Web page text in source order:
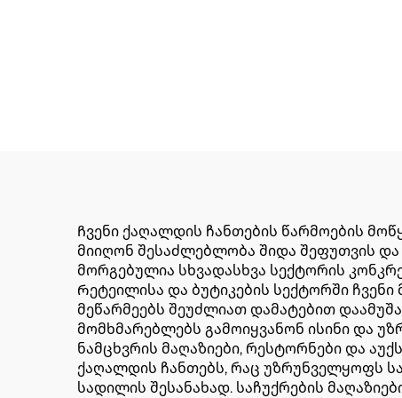
Ჩვენი ქაღალდის ჩანთების წარმოების
მიიღონ შესაძლებლობა შიდა შეფუთვის და
მორგებულია სხვადასხვა სექტორის
Რეტეილისა და ბუტიკების სექტორში
მეწარმეებს შეუძლიათ დამატებით
მომხმარებლებს გამოიყვანონ ისინი და
ნამცხვრის მაღაზიები, რესტორნები და
ქაღალდის ჩანთებს, რაც უზრუნველყოფს
სადილის შესანახად. საჩუქრების